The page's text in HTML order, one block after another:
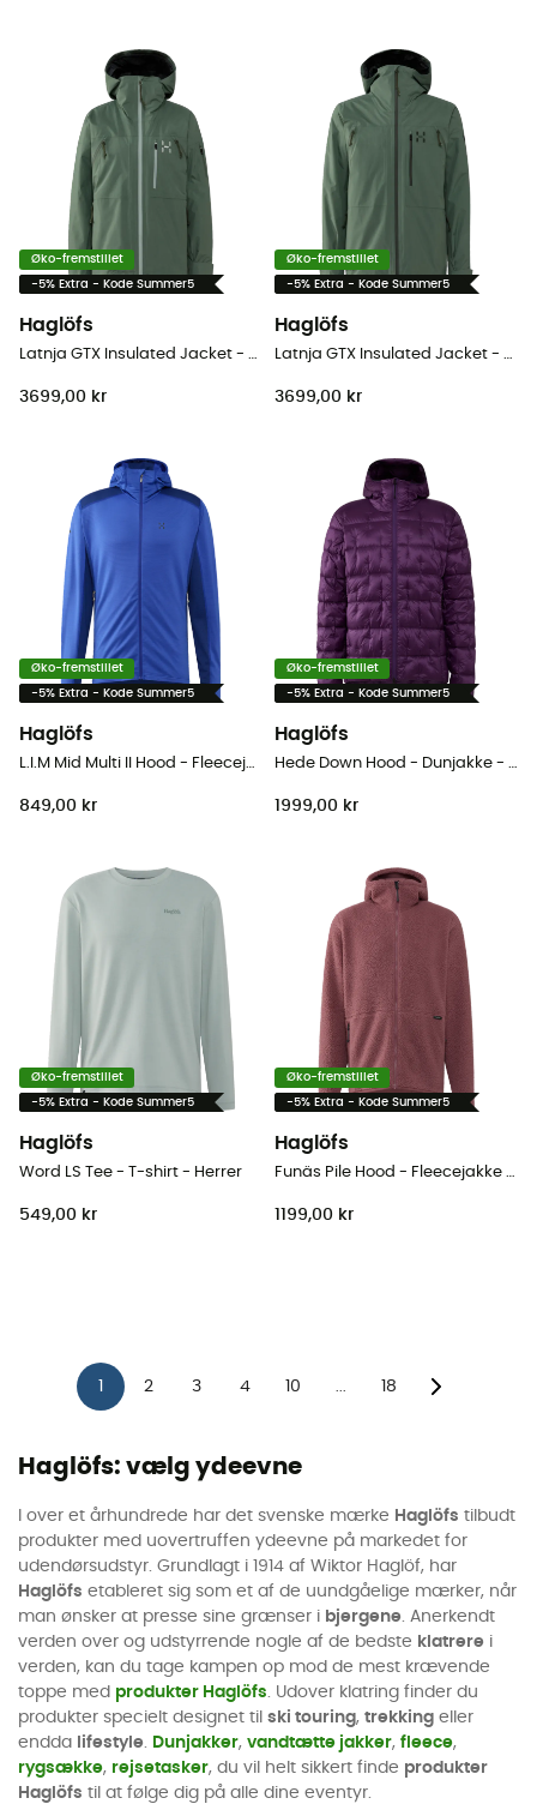
Øko-fremstillet
-5% Extra - Kode Summer5
Haglöfs
Latnja GTX Insulated Jacket - Skijakke - Damer
3699,00 kr
Øko-fremstillet
-5% Extra - Kode Summer5
Haglöfs
Latnja GTX Insulated Jacket - Skijakke - Herrer
3699,00 kr
Øko-fremstillet
-5% Extra - Kode Summer5
Haglöfs
L.I.M Mid Multi II Hood - Fleecejakke - Herrer
849,00 kr
Øko-fremstillet
-5% Extra - Kode Summer5
Haglöfs
Hede Down Hood - Dunjakke - Herrer
1999,00 kr
Øko-fremstillet
-5% Extra - Kode Summer5
Haglöfs
Word LS Tee - T-shirt - Herrer
549,00 kr
Øko-fremstillet
-5% Extra - Kode Summer5
Haglöfs
Funäs Pile Hood - Fleecejakke - Herrer
1199,00 kr
1 2 3 4 10 18
Haglöfs: vælg ydeevne
I over et århundrede har det svenske mærke Haglöfs tilbudt
produkter med uovertruffen ydeevne på markedet for
udendørsudstyr. Grundlagt i 1914 af Wiktor Haglöf, har
Haglöfs etableret sig som et af de uundgåelige mærker, når
man ønsker at presse sine grænser i bjergene. Anerkendt
verden over og udstyrrende nogle af de bedste klatrere i
verden, kan du tage kampen op mod de mest krævende
toppe med produkter Haglöfs. Udover klatring finder du
produkter specielt designet til ski touring, trekking eller
endda
lifestyle. Dunjakker, vandtætte jakker, fleece,
rygsække, rejsetasker, du vil helt sikkert finde produkter
Haglöfs til at følge dig på alle dine eventyr.